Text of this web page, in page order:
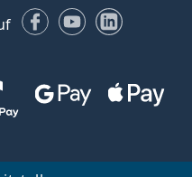
Facebook
YouTubeLinkedIn